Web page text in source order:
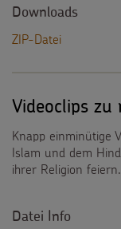
Downloads
ZIP-Datei
Videoclips zu
Knapp einminütige
Islam und dem
ihrer Religion feiern.
Datei Info